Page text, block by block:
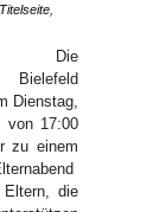
Titelseite
Die
Bielefeld
Dienstag,
von 17:00
zu einem
die